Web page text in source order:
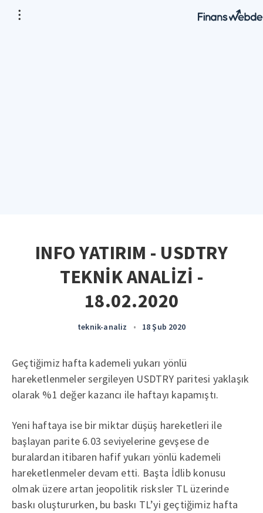
INFO YATIRIM - USDTRY
TEKNİK ANALİZİ -
18.02.2020
teknik-analiz • 18 Şub 2020
Geçtiğimiz hafta kademeli yukarı yönlü
hareketlenmeler sergileyen USDTRY paritesi yaklaşık
olarak %1 değer kazancı ile haftayı kapamıştı.
Yeni haftaya ise bir miktar düşüş hareketleri ile
başlayan parite 6.03 seviyelerine gevşese de
buralardan itibaren hafif yukarı yönlü kademeli
hareketlenmeler devam etti. Başta İdlib konusu
olmak üzere artan jeopolitik risksler TL üzerinde
baskı oluştururken, bu baskı TL’yi geçtiğimiz hafta